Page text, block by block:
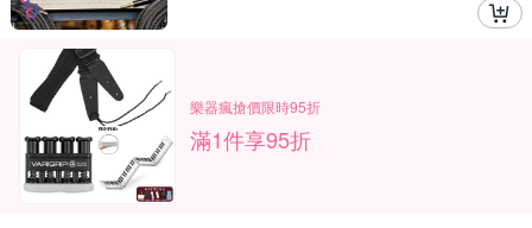
樂器瘋搶價限時95折
滿1件享95折